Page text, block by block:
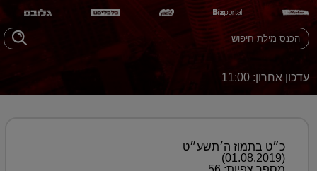
עדכון אחרון: 11:00
כ״ט בתמוז ה׳תשע״ט
(01.08.2019)